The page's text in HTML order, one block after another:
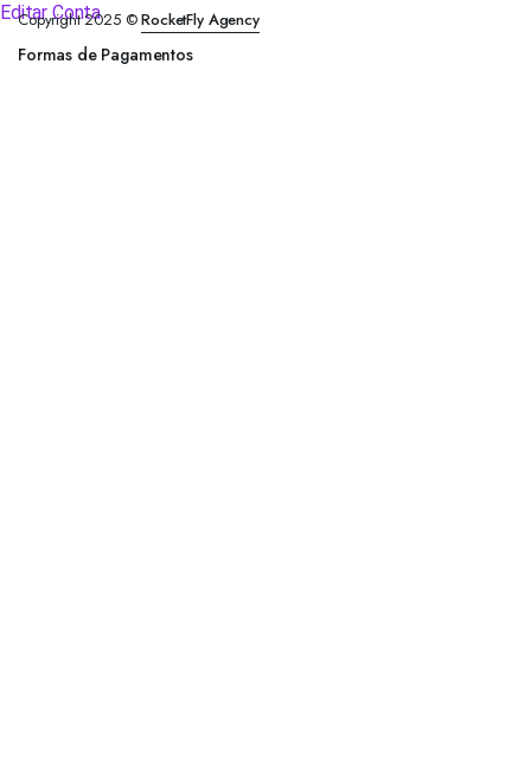
Editar Conta
Copyright 2025 ©RocketFly Agency
Formas de Pagamentos